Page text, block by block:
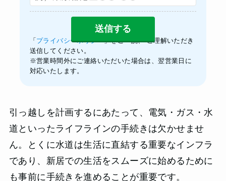
「 プライバシーポリシー」をご一読、 ご理解いただき
送信してください。
※営業時間外にご連絡いただいた場合は、翌営業日に
対応いたします。
引っ越しを計画するにあたって、電気・ガス・水
道といったライフラインの手続きは欠かせませ
ん。とくに水道は生活に直結する重要なインフラ
であり、新居での生活をスムーズに始めるために
も事前に手続きを進めることが重要です。